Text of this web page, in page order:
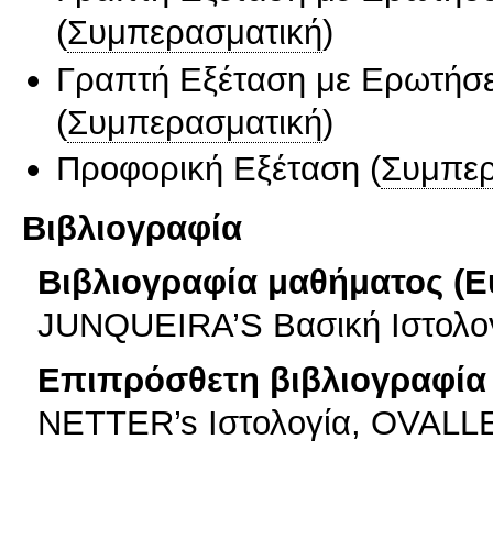
(Συμπερασματική)
Γραπτή Εξέταση με
(Συμπερασματική)
Προφορική Εξέταση (
Βιβλιογραφία
Βιβλιογραφία μαθήματος
JUNQUEIRA’S Βασική
Επιπρόσθετη βιβλιογραφία
NETTER’s Ιστολογία,